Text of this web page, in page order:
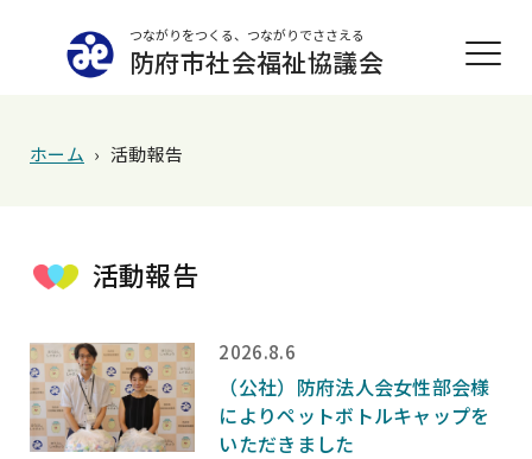
つながりをつくる、つながりでささえる
防府市社会福祉協議会
ホーム › 活動報告
活動報告
2026.8.6
（公社）防府法人会女性部会様
によりペットボトルキャップを
いただきました